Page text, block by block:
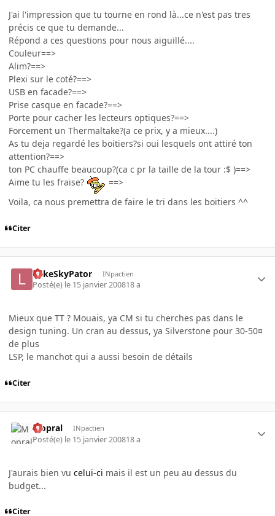
J'ai l'impression que tu tourne en rond là...ce n'est pas tres
précis ce que tu demande...
Répond a ces questions pour nous aiguillé....
Couleur==>
Alim?==>
Plexi sur le coté?==>
USB en facade?==>
Prise casque en facade?==>
Porte pour cacher les lecteurs optiques?==>
Forcement un Thermaltake?(a ce prix, y a mieux....)
As tu deja regardé les boitiers?si oui lesquels ont attiré ton
attention?==>
ton PC chauffe beaucoup?(ca c pr la taille de la tour :$ )==>
Aime tu les fraise?
==>
Voila, ca nous premettra de faire le tri dans les boitiers ^^
Citer
LukeSkyPator INpactien
Posté(e) le 15 janvier 200818 a
Mieux que TT ? Mouais, ya CM si tu cherches pas dans le
design tuning. Un cran au dessus, ya Silverstone pour 30-50¤
de plus
LSP, le manchot qui a aussi besoin de détails
Citer
Mopral INpactien
Posté(e) le 15 janvier 200818 a
J'aurais bien vu celui-ci mais il est un peu au dessus du
budget...
Citer